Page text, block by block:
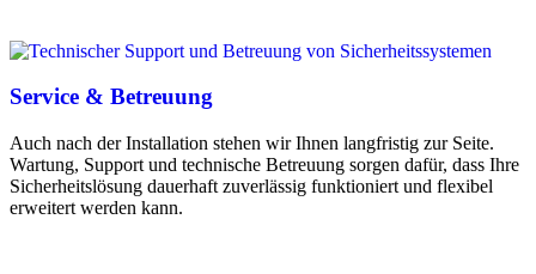
Service & Betreuung
Auch nach der Installation stehen wir Ihnen langfristig zur Seite.
Wartung, Support und technische Betreuung sorgen dafür, dass Ihre
Sicherheitslösung dauerhaft zuverlässig funktioniert und flexibel
erweitert werden kann.